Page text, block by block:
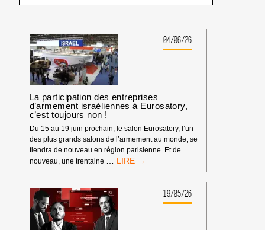
04/06/26
La participation des entreprises
d’armement israéliennes à Eurosatory,
c’est toujours non !
Du 15 au 19 juin prochain, le salon Eurosatory, l’un
des plus grands salons de l’armement au monde, se
tiendra de nouveau en région parisienne. Et de
nouveau, une trentaine … LA
ENTREPRISES
D’ARMEMENT
ISRAÉLIENNES
À
19/05/26